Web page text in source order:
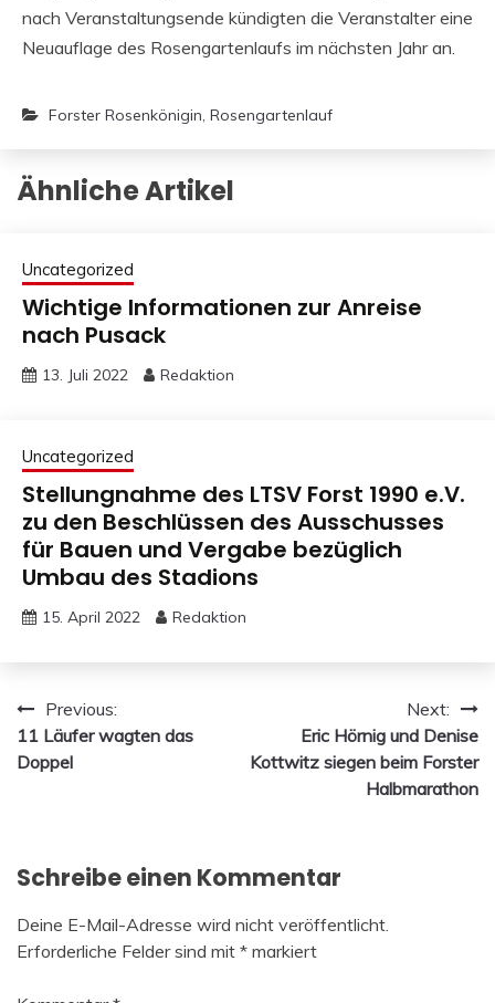
nach Veranstaltungsende kündigten die Veranstalter eine
Neuauflage des Rosengartenlaufs im nächsten Jahr an.
Forster Rosenkönigin, Rosengartenlauf
Ähnliche Artikel
Uncategorized
Wichtige Informationen zur Anreise
nach Pusack
13. Juli 2022 Redaktion
Uncategorized
Stellungnahme des LTSV Forst 1990 e.V.
zu den Beschlüssen des Ausschusses
für Bauen und Vergabe bezüglich
Umbau des Stadions
15. April 2022 Redaktion
Beitragsnavigation
Previous:
11 Läufer wagten das
Doppel
Next:
Eric Hörnig und Denise
Kottwitz siegen beim Forster
Halbmarathon
Schreibe einen Kommentar
Deine E-Mail-Adresse wird nicht veröffentlicht.
Erforderliche Felder sind mit * markiert